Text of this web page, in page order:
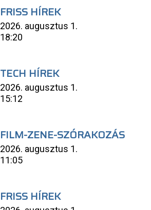
FRISS HÍREK
2026. augusztus 1.
18:20
TECH HÍREK
2026. augusztus 1.
15:12
FILM-ZENE-SZÓRAKOZÁS
2026. augusztus 1.
11:05
FRISS HÍREK